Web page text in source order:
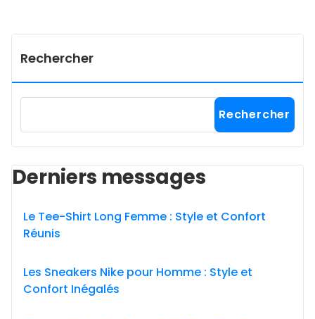
Rechercher
Rechercher
Derniers messages
Le Tee-Shirt Long Femme : Style et Confort
Réunis
Les Sneakers Nike pour Homme : Style et
Confort Inégalés